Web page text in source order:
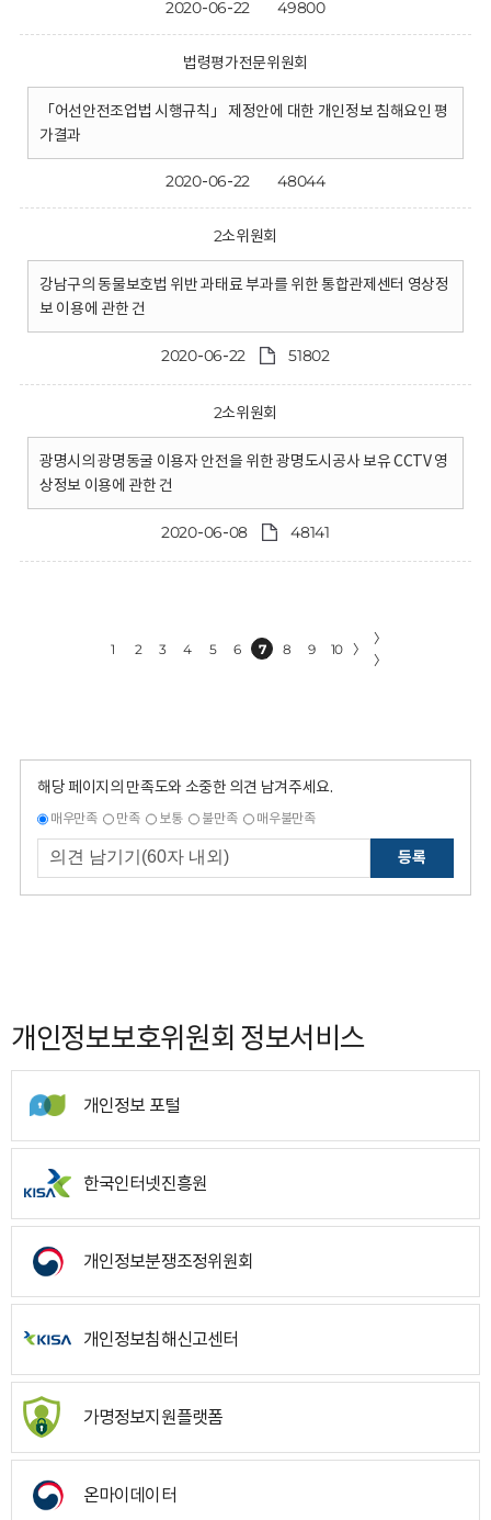
2020-06-22 49800
법령평가전문위원회
「어선안전조업법 시행규칙」 제정안에 대한 개인정보 침해요인 평
가결과
2020-06-22 48044
2소위원회
강남구의 동물보호법 위반 과태료 부과를 위한 통합관제센터 영상정
보 이용에 관한 건
2020-06-22 51802
2소위원회
광명시의 광명동굴 이용자 안전을 위한 광명도시공사 보유 CCTV 영
상정보 이용에 관한 건
2020-06-08 48141
1 2 3 4 5 6 7 8 9 10 〉
〉
〉
해당 페이지의 만족도와 소중한 의견 남겨주세요.
매우만족 만족 보통 불만족 매우불만족
등록
개인정보보호위원회 정보서비스
개인정보 포털
한국인터넷진흥원
개인정보분쟁조정위원회
개인정보침해신고센터
가명정보지원플랫폼
온마이데이터